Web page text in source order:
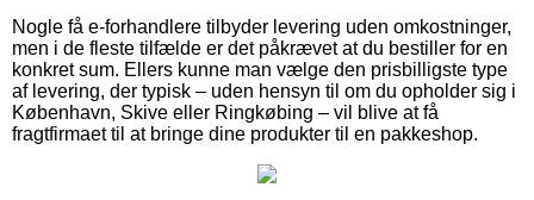
Nogle få e-forhandlere tilbyder levering uden omkostninger,
men i de fleste tilfælde er det påkrævet at du bestiller for en
konkret sum. Ellers kunne man vælge den prisbilligste type
af levering, der typisk – uden hensyn til om du opholder sig i
København, Skive eller Ringkøbing – vil blive at få
fragtfirmaet til at bringe dine produkter til en pakkeshop.